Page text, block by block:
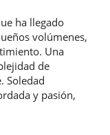
ha llegado
volúmenes,
Una
de
Soledad
y pasión,